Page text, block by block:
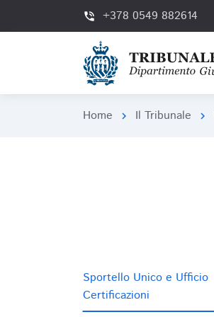
phone_in_talk +378 0549 882614
Home chevron_right Il Tribunale chevron_right
Sportello Unico e Ufficio
Certificazioni